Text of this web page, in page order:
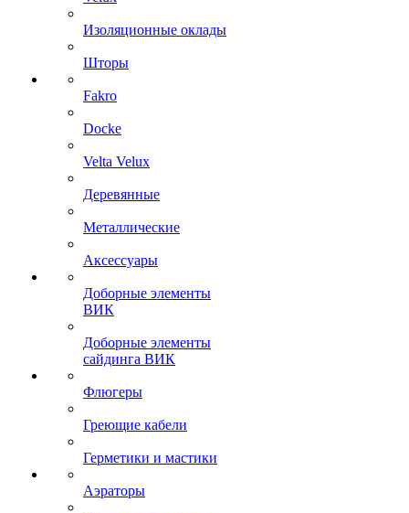
Изоляционные оклады
Шторы
Fakro
Docke
Velta Velux
Деревянные
Металлические
Аксессуары
Доборные элементы
ВИК
Доборные элементы
сайдинга ВИК
Флюгеры
Греющие кабели
Герметики и мастики
Аэраторы